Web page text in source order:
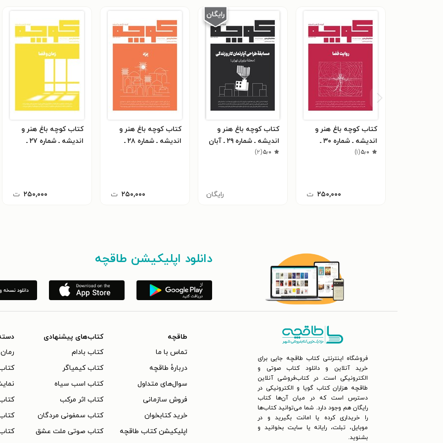
کتاب کوچه باغ هنر و
اندیشه ـ شماره ۳۰ ـ
اسفندماه ۱۴۰۴
۵٫۰(۱)
۲۵۰,۰۰۰ ت
کتاب کوچه باغ هنر و
اندیشه ـ شماره ۲۹ ـ آبان
ماه ۱۴۰۴۵٫۰(۲)
رایگان
کتاب کوچه باغ هنر و
اندیشه ـ شماره ۲۸ ـ
۲۵۰,۰۰۰ ت
کتاب کوچه باغ هنر و
اندیشه ـ شماره ۲۷ ـ
۲۵۰,۰۰۰ ت
دانلود اپلیکیشن طاقچه
فروشگاه اینترنتی کتاب طاقچه جایی برای
خرید آنلاین و دانلود کتاب صوتی و
الکترونیکی است. در کتاب‌فروشی آنلاین
طاقچه هزاران کتاب گویا و الکترونیکی در
دسترس است که در میان آن‌ها کتاب
رایگان هم وجود دارد. شما می‌توانید کتاب‌ها
را خریداری کرده یا امانت بگیرید و در
موبایل، تبلت، رایانه یا سایت بخوانید و
بشنوید.
طاقچه
تماس با ما
دربارهٔ طاقچه
سوال‌های متداول
فروش سازمانی
خرید کتابخوان
اپلیکیشن کتاب طاقچه
کتاب‌های پیشنهادی
کتاب بادام
کتاب کیمیاگر
کتاب اسب سیاه
کتاب اثر مرکب
کتاب سمفونی مردگان
کتاب صوتی ملت عشق